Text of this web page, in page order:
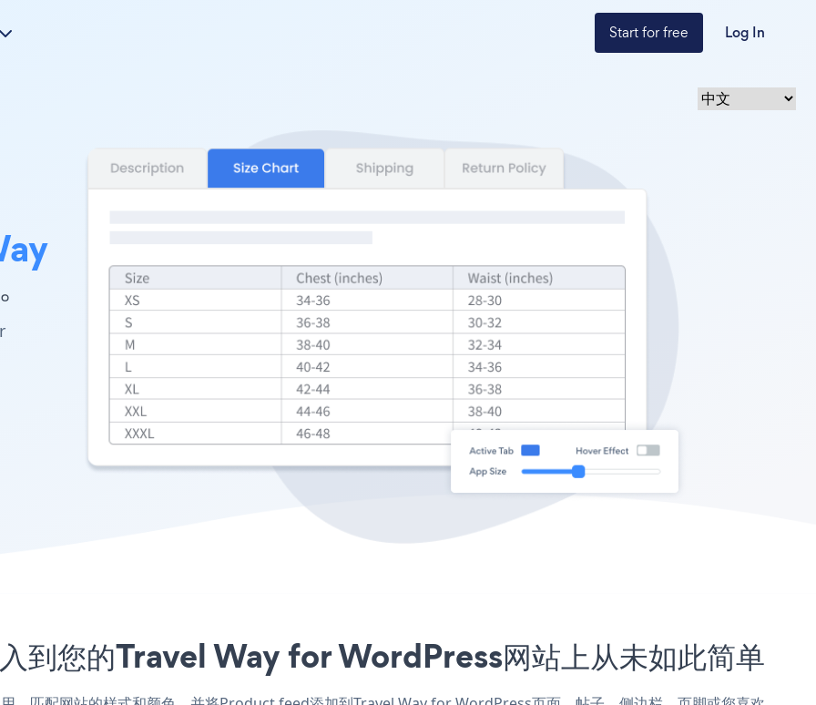
Start for free Log In
到您的Travel Way for WordPress网站上从未如此简单